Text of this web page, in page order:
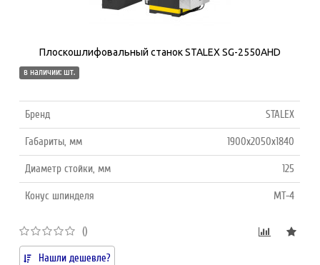
Плоскошлифовальный станок STALEX SG-2550AHD
в наличии: шт.
Бренд STALEX
Габариты, мм 1900х2050х1840
Диаметр стойки, мм 125
Конус шпинделя MT-4
()
Нашли дешевле?